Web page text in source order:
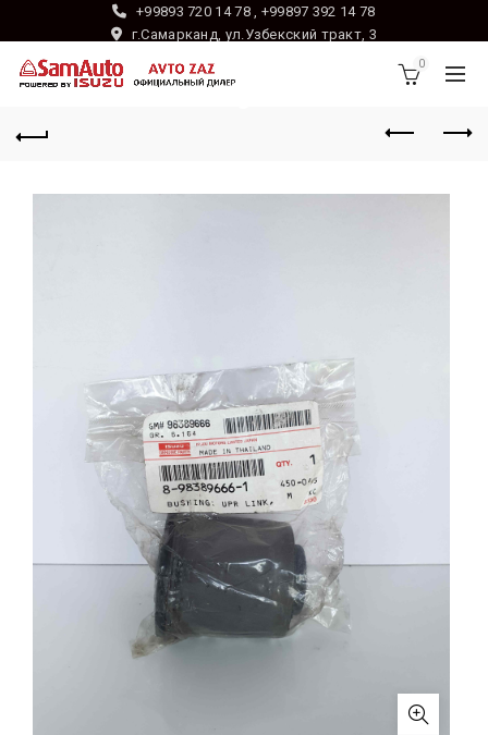
+99893 720 14 78 , +99897 392 14 78
г.Самарканд, ул.Узбекский тракт, 3
0